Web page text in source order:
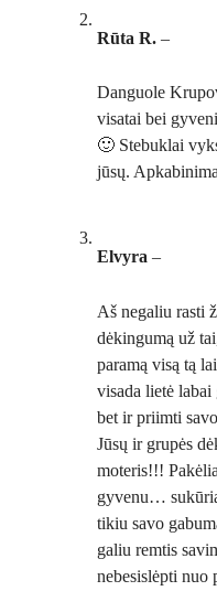
Rūta R. –
Danguole
visatai bei
🙂 Stebuklai
jūsų.
Elvyra –
Aš negaliu rasti
dėkingumą už
paramą visą tą
visada lietė
bet ir priimti
Jūsų ir grupės
moteris!!!
gyvenu…
tikiu savo
galiu remtis
nebesislėpti nuo